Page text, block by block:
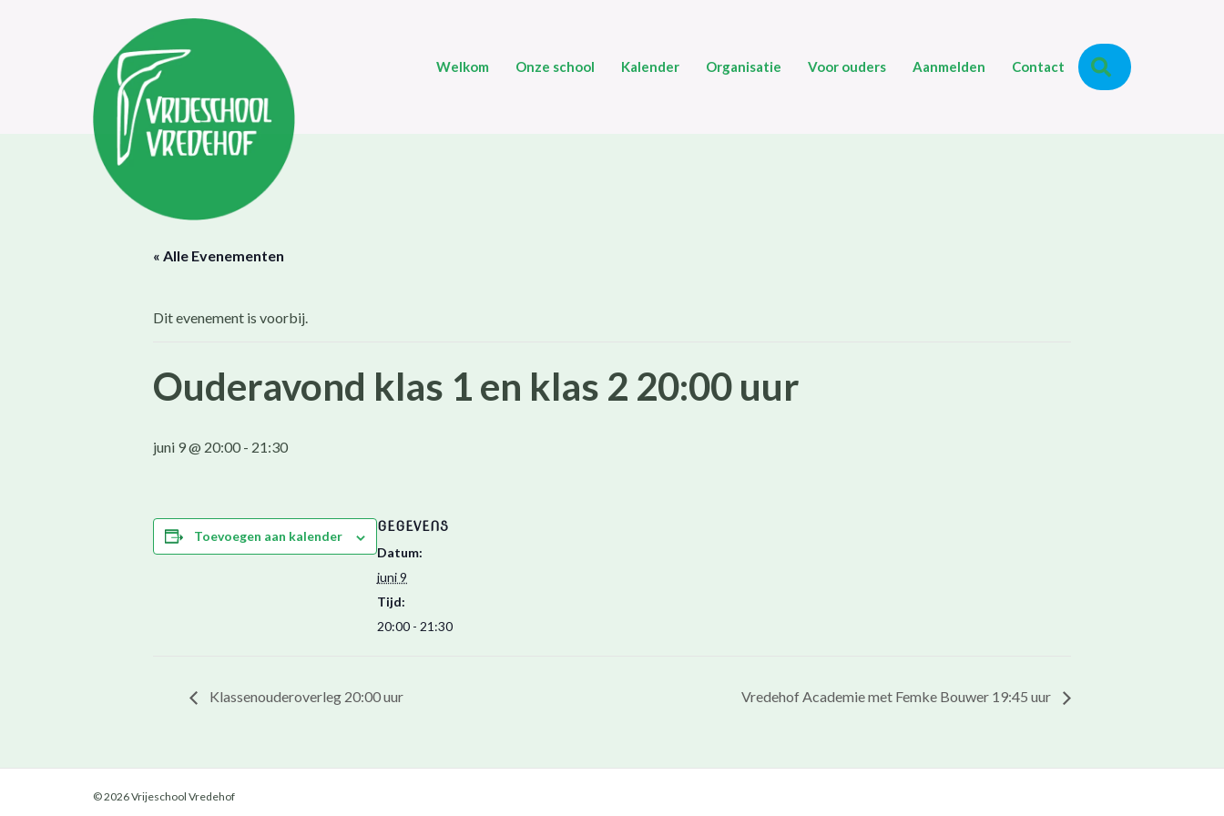
Welkom Onze school Kalender Organisatie Voor ouders Aanmelden Contact Zoeken
« Alle Evenementen
Dit evenement is voorbij.
Ouderavond klas 1 en klas 2 20:00 uur
juni 9 @ 20:00 - 21:30
Toevoegen aan kalender
GEGEVENS
Datum:
juni 9
Tijd:
20:00 - 21:30
Klassenouderoverleg 20:00 uur Vredehof Academie met Femke Bouwer 19:45 uur
© 2026 Vrijeschool Vredehof